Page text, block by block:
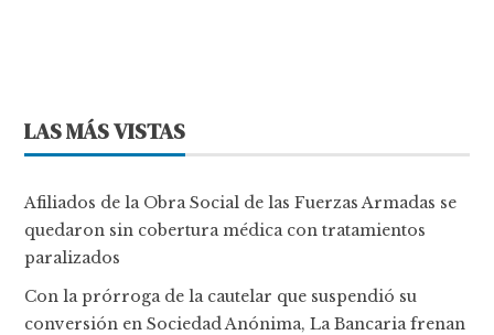
LAS MÁS VISTAS
Afiliados de la Obra Social de las Fuerzas Armadas se
quedaron sin cobertura médica con tratamientos
paralizados
Con la prórroga de la cautelar que suspendió su
conversión en Sociedad Anónima, La Bancaria frenan